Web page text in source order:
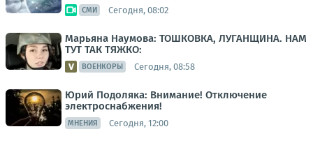
СМИ Сегодня, 08:02
Марьяна Наумова: ТОШКОВКА, ЛУГАНЩИНА. НАМ
ТУТ ТАК ТЯЖКО:
ВОЕНКОРЫ Сегодня, 08:58
Юрий Подоляка: Внимание! Отключение
электроснабжения!
МНЕНИЯ Сегодня, 12:00